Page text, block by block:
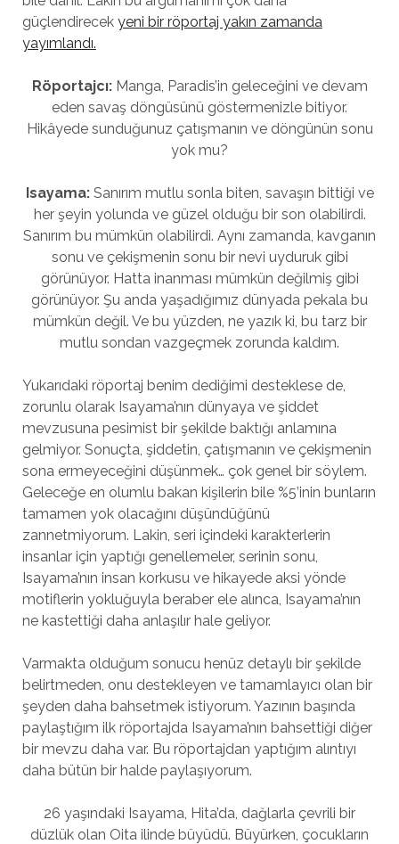
güçlendirecek yeni bir röportaj yakın zamanda
yayımlandı.
Röportajcı:Manga, Paradis’in geleceğini ve devam
eden savaş döngüsünü göstermenizle bitiyor.
Hikâyede sunduğunuz çatışmanın ve döngünün sonu
yok mu?
Isayama:Sanırım mutlu sonla biten, savaşın bittiği ve
her şeyin yolunda ve güzel olduğu bir son olabilirdi.
Sanırım bu mümkün olabilirdi. Aynı zamanda, kavganın
sonu ve çekişmenin sonu bir nevi uyduruk gibi
görünüyor. Hatta inanması mümkün değilmiş gibi
görünüyor. Şu anda yaşadığımız dünyada pekala bu
mümkün değil. Ve bu yüzden, ne yazık ki, bu tarz bir
mutlu sondan vazgeçmek zorunda kaldım.
Yukarıdaki röportaj benim dediğimi desteklese de,
zorunlu olarak Isayama’nın dünyaya ve şiddet
mevzusuna pesimist bir şekilde baktığı anlamına
gelmiyor. Sonuçta, şiddetin, çatışmanın ve çekişmenin
sona ermeyeceğini düşünmek… çok genel bir söylem.
Geleceğe en olumlu bakan kişilerin bile %5’inin bunların
tamamen yok olacağını düşündüğünü
zannetmiyorum. Lakin, seri içindeki karakterlerin
insanlar için yaptığı genellemeler, serinin sonu,
Isayama’nın insan korkusu ve hikayede aksi yönde
motiflerin yokluğuyla beraber ele alınca, Isayama’nın
ne kastettiği daha anlaşılır hale geliyor.
Varmakta olduğum sonucu henüz detaylı bir şekilde
belirtmeden, onu destekleyen ve tamamlayıcı olan bir
şeyden daha bahsetmek istiyorum. Yazının başında
paylaştığım ilk röportajda Isayama’nın bahsettiği diğer
bir mevzu daha var. Bu röportajdan yaptığım alıntıyı
daha bütün bir halde paylaşıyorum.
26 yaşındaki Isayama, Hita’da, dağlarla çevrili bir
düzlük olan Oita ilinde büyüdü. Büyürken, çocukların